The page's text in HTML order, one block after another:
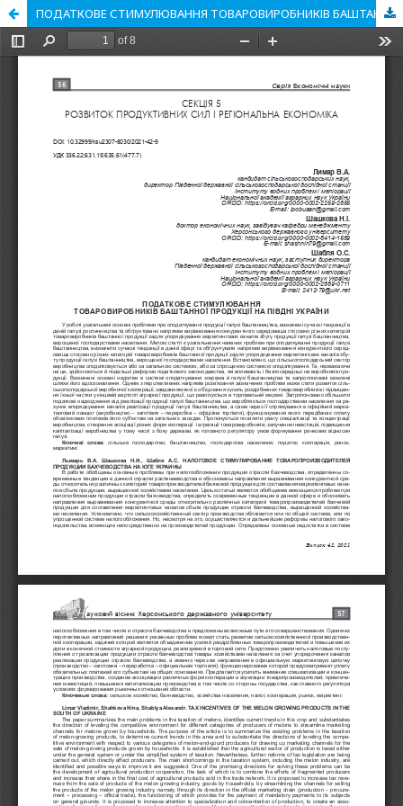
ПОДАТКОВЕ СТИМУЛЮВАННЯ ТОВАРОВИРОБНИКІВ БАШТАННОЇ ПРОДУКЦІЇ НА ПІВДНІ УКРАЇНИ